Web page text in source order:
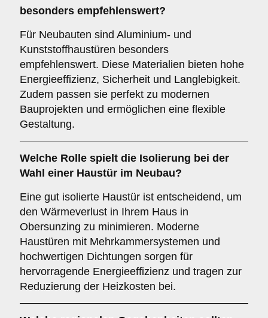
besonders empfehlenswert?
Für Neubauten sind Aluminium- und
Kunststoffhaustüren besonders
empfehlenswert. Diese Materialien bieten hohe
Energieeffizienz, Sicherheit und Langlebigkeit.
Zudem passen sie perfekt zu modernen
Bauprojekten und ermöglichen eine flexible
Gestaltung.
Welche Rolle spielt die Isolierung bei der
Wahl einer Haustür im Neubau?
Eine gut isolierte Haustür ist entscheidend, um
den Wärmeverlust in Ihrem Haus in
Obersunzing zu minimieren. Moderne
Haustüren mit Mehrkammersystemen und
hochwertigen Dichtungen sorgen für
hervorragende Energieeffizienz und tragen zur
Reduzierung der Heizkosten bei.